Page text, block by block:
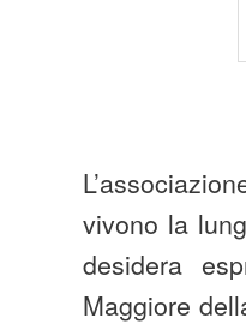
vivono la
desidera
Maggiore